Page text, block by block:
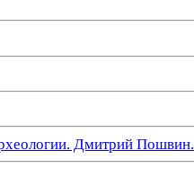
Дмитрий Пошвин.